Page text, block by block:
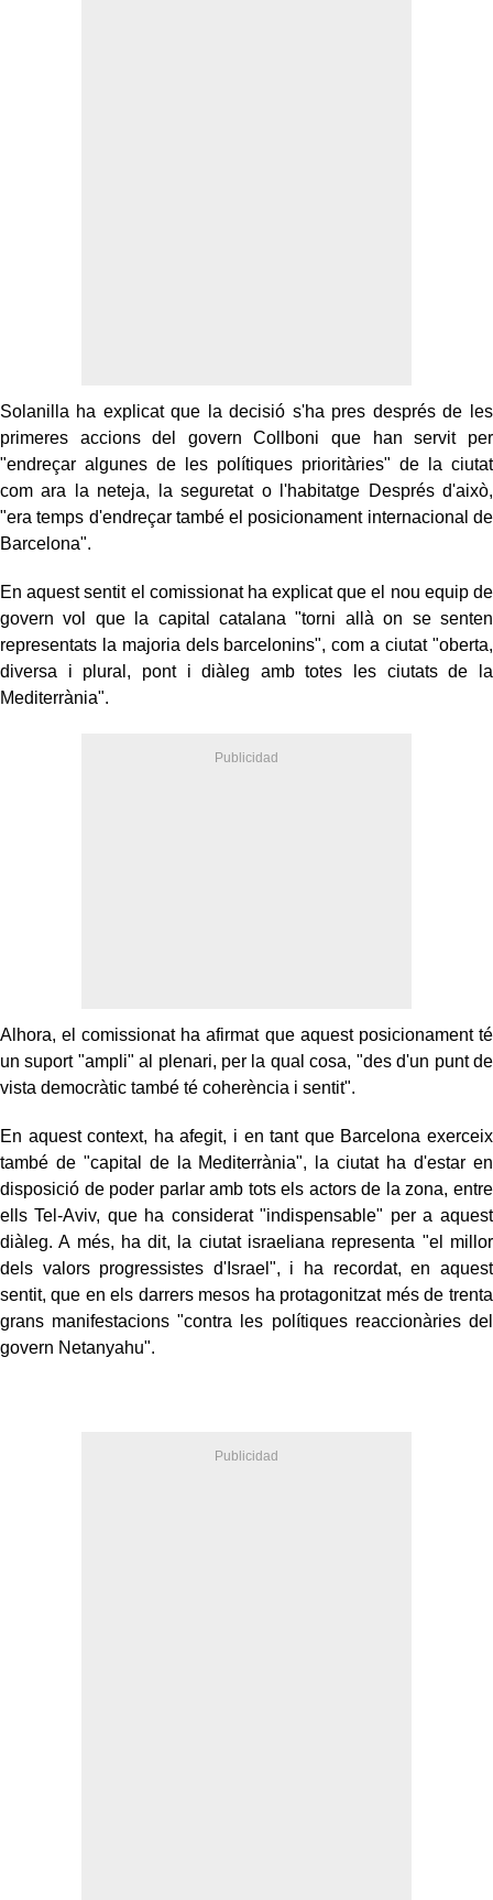
Solanilla ha explicat que la decisió s'ha pres després de les
primeres accions del govern Collboni que han servit per
"endreçar algunes de les polítiques prioritàries" de la ciutat
com ara la neteja, la seguretat o l'habitatge Després d'això,
"era temps d'endreçar també el posicionament internacional de
Barcelona".
En aquest sentit el comissionat ha explicat que el nou equip de
govern vol que la capital catalana "torni allà on se senten
representats la majoria dels barcelonins", com a ciutat "oberta,
diversa i plural, pont i diàleg amb totes les ciutats de la
Mediterrània".
Alhora, el comissionat ha afirmat que aquest posicionament té
un suport "ampli" al plenari, per la qual cosa, "des d'un punt de
vista democràtic també té coherència i sentit".
En aquest context, ha afegit, i en tant que Barcelona exerceix
també de "capital de la Mediterrània", la ciutat ha d'estar en
disposició de poder parlar amb tots els actors de la zona, entre
ells Tel-Aviv, que ha considerat "indispensable" per a aquest
diàleg. A més, ha dit, la ciutat israeliana representa "el millor
dels valors progressistes d'Israel", i ha recordat, en aquest
sentit, que en els darrers mesos ha protagonitzat més de trenta
grans manifestacions "contra les polítiques reaccionàries del
govern Netanyahu".